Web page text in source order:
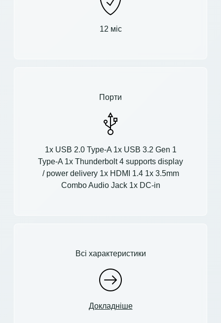
12 міс
Порти
1x USB 2.0 Type-A 1x USB 3.2 Gen 1
Type-A 1x Thunderbolt 4 supports display
/ power delivery 1x HDMI 1.4 1x 3.5mm
Combo Audio Jack 1x DC-in
Всі характеристики
Докладніше